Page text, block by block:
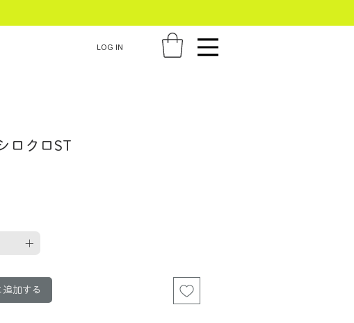
LOG IN
ロクロST
追加する